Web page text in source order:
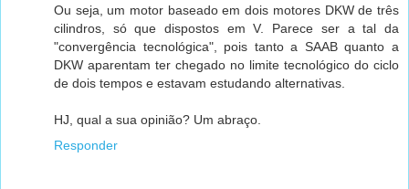
Ou seja, um motor baseado em dois motores DKW de três
cilindros, só que dispostos em V. Parece ser a tal da
"convergência tecnológica", pois tanto a SAAB quanto a
DKW aparentam ter chegado no limite tecnológico do ciclo
de dois tempos e estavam estudando alternativas.
HJ, qual a sua opinião? Um abraço.
Responder